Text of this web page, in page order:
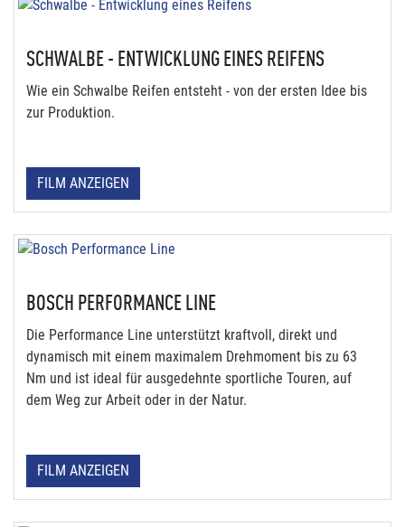
SCHWALBE - ENTWICKLUNG EINES REIFENS
Wie ein Schwalbe Reifen entsteht - von der ersten Idee bis
zur Produktion.
FILM ANZEIGEN
BOSCH PERFORMANCE LINE
Die Performance Line unterstützt kraftvoll, direkt und
dynamisch mit einem maximalem Drehmoment bis zu 63
Nm und ist ideal für ausgedehnte sportliche Touren, auf
dem Weg zur Arbeit oder in der Natur.
FILM ANZEIGEN